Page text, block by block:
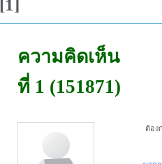
[1]
ความคิดเห็น
ที่ 1 (151871)
ต้อง